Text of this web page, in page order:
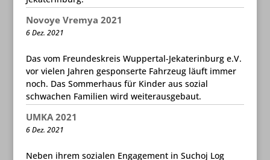
Novoye Vremya 2021
6 Dez. 2021
Das vom Freundeskreis Wuppertal-Jekaterinburg e.V.
vor vielen Jahren gesponserte Fahrzeug läuft immer
noch. Das Sommerhaus für Kinder aus sozial
schwachen Familien wird weiterausgebaut.
UMKA 2021
6 Dez. 2021
Neben ihrem sozialen Engagement in Suchoj Log